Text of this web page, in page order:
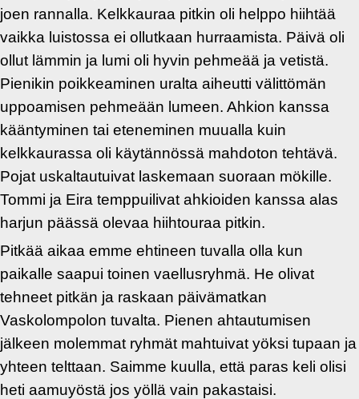
joen rannalla. Kelkkauraa pitkin oli helppo hiihtää
vaikka luistossa ei ollutkaan hurraamista. Päivä oli
ollut lämmin ja lumi oli hyvin pehmeää ja vetistä.
Pienikin poikkeaminen uralta aiheutti välittömän
uppoamisen pehmeään lumeen. Ahkion kanssa
kääntyminen tai eteneminen muualla kuin
kelkkaurassa oli käytännössä mahdoton tehtävä.
Pojat uskaltautuivat laskemaan suoraan mökille.
Tommi ja Eira temppuilivat ahkioiden kanssa alas
harjun päässä olevaa hiihtouraa pitkin.
Pitkää aikaa emme ehtineen tuvalla olla kun
paikalle saapui toinen vaellusryhmä. He olivat
tehneet pitkän ja raskaan päivämatkan
Vaskolompolon tuvalta. Pienen ahtautumisen
jälkeen molemmat ryhmät mahtuivat yöksi tupaan ja
yhteen telttaan. Saimme kuulla, että paras keli olisi
heti aamuyöstä jos yöllä vain pakastaisi.